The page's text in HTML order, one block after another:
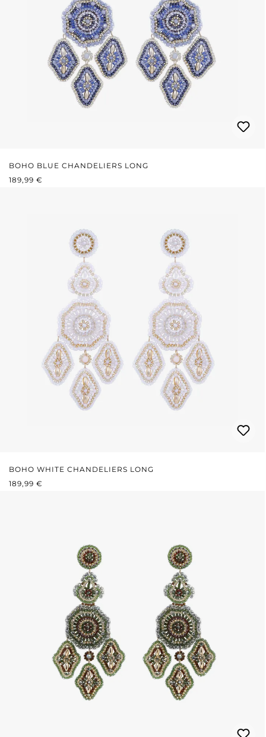
BOHO BLUE CHANDELIERS LONG
REGULÄRER PREIS:
189,99 €
BOHO WHITE CHANDELIERS LONG
REGULÄRER PREIS:
189,99 €